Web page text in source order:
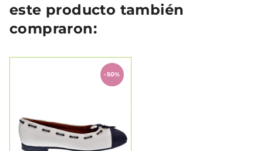
este producto también
compraron:
-50%